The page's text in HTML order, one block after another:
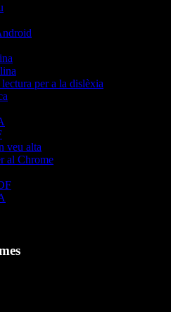
per a la dislèxia
veu alta
al Chrome